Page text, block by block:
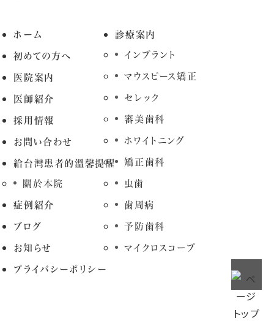
ホーム
初めての方へ
医院案内
医師紹介
採用情報
お問い合わせ
給台灣患者的溫馨提醒
關於本院
症例紹介
ブログ
お知らせ
プライバシーポリシー
診療案内
インプラント
マウスピース矯正
セレック
審美歯科
ホワイトニング
矯正歯科
虫歯
歯周病
予防歯科
マイクロスコープ